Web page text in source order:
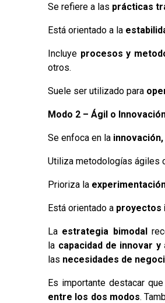
Se refiere a las prácticas
Está orientado a la
Incluye procesos y
otros.
Suele ser utilizado para
Modo 2 – Ágil o
Se enfoca en la
Utiliza metodologías ágiles
Prioriza la
Está orientado a proyectos
La estrategia bimodal
la capacidad de innovar y
las necesidades de
Es importante destacar
entre los dos modos.